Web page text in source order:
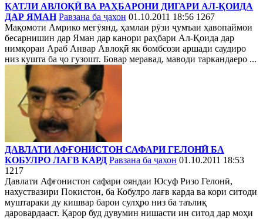
ҚАТЛИ АВЛОҚӢ ВА РАҲБАРОНИ ДИГАРИ АЛ-ҚОИДА
ДАР ЯМАН Равзана ба ҷахон 01.10.2011 18:56 1267
Мақомоти Амрико мегӯянд, ҳамлаи рӯзи ҷумъаи ҳавопаймои
бесарнишин дар Яман дар канори раҳбари Ал-Қоида дар
нимқораи Араб Анвар Авлоқӣ як бомбсози аршади саудиро
низ кушта ба ҷо гузошт. Бовар меравад, маводи таркандаеро ...
ДАВЛАТИ АФҒОНИСТОН САФАРИ ГЕЛОНӢ БА
КОБУЛРО ЛАҒВ КАРД Равзана ба ҷахон 01.10.2011 18:53
1217
Давлати Афғонистон сафари ояндаи Юсуф Ризо Гелонӣ,
нахуствазири Покистон, ба Кобулро лағв карда ва кори ситоди
муштараки ду кишвар барои сулҳро низ ба таълиқ
даровардааст. Қарор буд дувумин нишасти ин ситод дар моҳи